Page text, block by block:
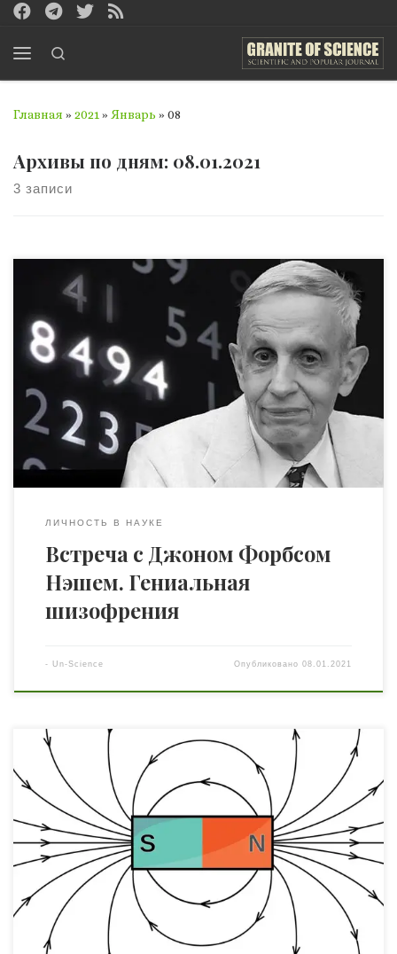
Перейти к содержимому
Главная » 2021 » Январь » 08
Архивы по дням: 08.01.2021
3 записи
Доп.материалы к фильму «A Beautiful Mind» («Игры
разума»), в них происходит действительная встреча с
профессором Джоном Форбсом Нэшем. Детство гения 13
июня 1928 года в Западной Вирджинии родился
совершенно обычный мальчик – Джон Форбс Нэш. Его
отец (Джон Нэш старший) работал инженером-
электриком. Мать (Вирджиния Мартин) преподавала в
школе английский язык. […]
ЛИЧНОСТЬ В НАУКЕ
Встреча с Джоном Форбсом
Нэшем. Гениальная
шизофрения
- Un-Science Опубликовано08.01.2021
Математическое описание связи между плотностью
магнитного поля B и плотностью электрического тока J
дает в терминах уравнений Максвелла, и в случае
устойчивого магнитного поля эти уравнения сводятся
к divB = 0 → (1) curLH = J → (2) Тогда как плотность тока J
удовлетворяет уравнению неразрывности divJ = 0 → […]